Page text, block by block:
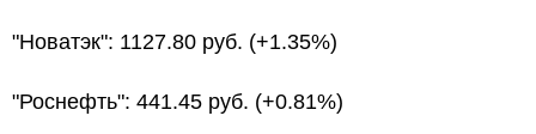
"Новатэк": 1127.80 руб. (+1.35%)
"Роснефть": 441.45 руб. (+0.81%)